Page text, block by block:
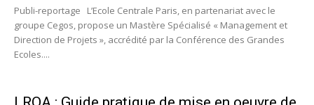
Publi-reportage L’Ecole Centrale Paris, en partenariat avec le
groupe Cegos, propose un Mastère Spécialisé « Management et
Direction de Projets », accrédité par la Conférence des Grandes
Ecoles....